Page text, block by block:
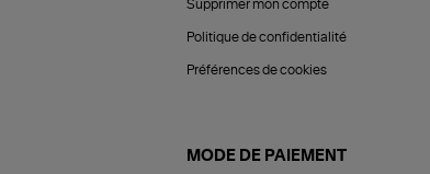
Supprimer mon compte
Politique de confidentialité
Préférences de cookies
MODE DE PAIEMENT